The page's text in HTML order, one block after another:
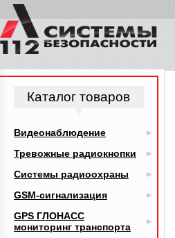
Каталог товаров
Видеонаблюдение
Тревожные радиокнопки
Системы радиоохраны
GSM-сигнализация
GPS ГЛОНАСС
мониторинг транспорта